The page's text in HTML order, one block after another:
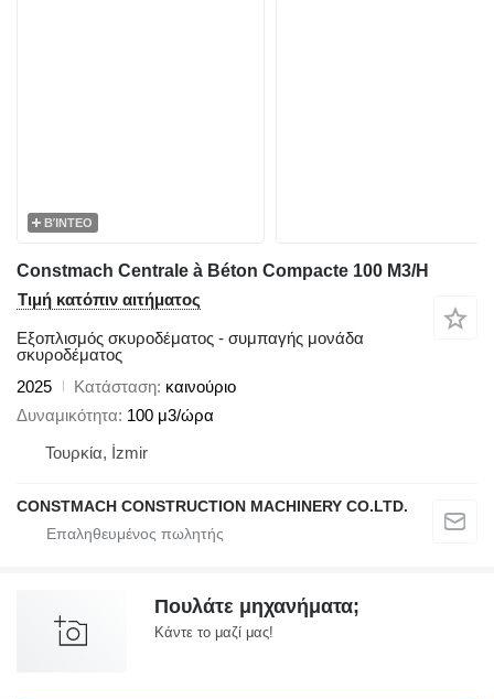
ΒΊΝΤΕΟ
Constmach Centrale à Béton Compacte 100 M3/H
Τιμή κατόπιν αιτήματος
Εξοπλισμός σκυροδέματος - συμπαγής μονάδα
σκυροδέματος
2025
Κατάσταση καινούριο
Δυναμικότητα 100 μ3/ώρα
Τουρκία, İzmir
CONSTMACH CONSTRUCTION MACHINERY CO.LTD.
Πουλάτε μηχανήματα;
Κάντε το μαζί μας!